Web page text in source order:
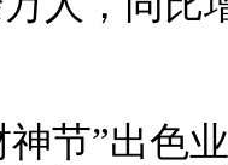
神节”出色